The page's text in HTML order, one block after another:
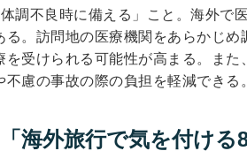
調不良時に備える」こと。海外で
る。訪問地の医療機関をあらかじ
を受けられる可能性が高まる。ま
不慮の事故の際の負担を軽減できる
海外旅行で気を付け